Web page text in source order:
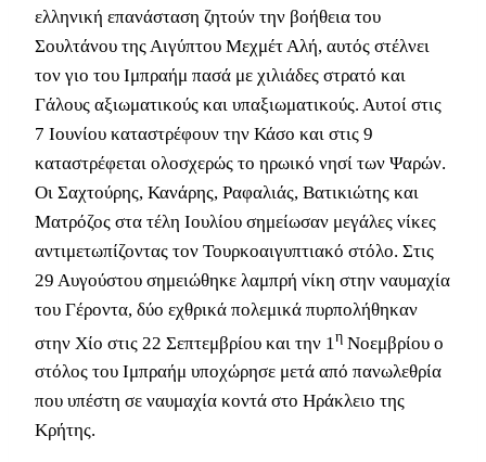
ελληνική επανάσταση ζητούν την βοήθεια του
Σουλτάνου της Αιγύπτου Μεχμέτ Αλή, αυτός στέλνει
τον γιο του Ιμπραήμ πασά με χιλιάδες στρατό και
Γάλους αξιωματικούς και υπαξιωματικούς. Αυτοί στις
7 Ιουνίου καταστρέφουν την Κάσο και στις 9
καταστρέφεται ολοσχερώς το ηρωικό νησί των Ψαρών.
Οι Σαχτούρης, Κανάρης, Ραφαλιάς, Βατικιώτης και
Ματρόζος στα τέλη Ιουλίου σημείωσαν μεγάλες νίκες
αντιμετωπίζοντας τον Τουρκοαιγυπτιακό στόλο. Στις
29 Αυγούστου σημειώθηκε λαμπρή νίκη στην ναυμαχία
του Γέροντα, δύο εχθρικά πολεμικά πυρπολήθηκαν
στην Χίο στις 22 Σεπτεμβρίου και την 1η Νοεμβρίου ο
στόλος του Ιμπραήμ υποχώρησε μετά από πανωλεθρία
που υπέστη σε ναυμαχία κοντά στο Ηράκλειο της
Κρήτης.